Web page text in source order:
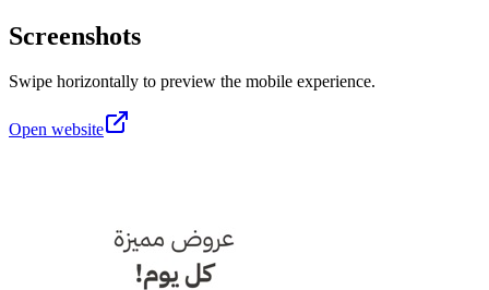
Screenshots
Swipe horizontally to preview the mobile experience.
Open website